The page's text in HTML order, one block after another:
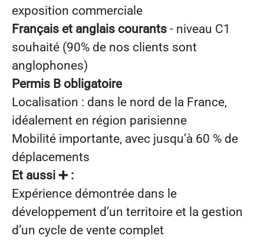
exposition commerciale
Français et anglais courants - niveau C1
souhaité (90% de nos clients sont
anglophones)
Permis B obligatoire
Localisation : dans le nord de la France,
idéalement en région parisienne
Mobilité importante, avec jusqu’à 60 % de
déplacements
Et aussi ➕ :
Expérience démontrée dans le
développement d’un territoire et la gestion
d’un cycle de vente complet